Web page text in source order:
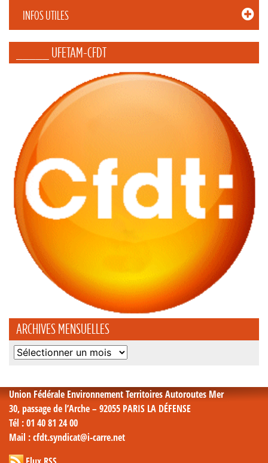
INFOS UTILES
_____ UFETAM-CFDT
ARCHIVES MENSUELLES
Archives
Union Fédérale Environnement Territoires Autoroutes Mer
30, passage de l’Arche – 92055 PARIS LA DÉFENSE
Tél : 01 40 81 24 00
Mail : cfdt.syndicat@i-carre.net